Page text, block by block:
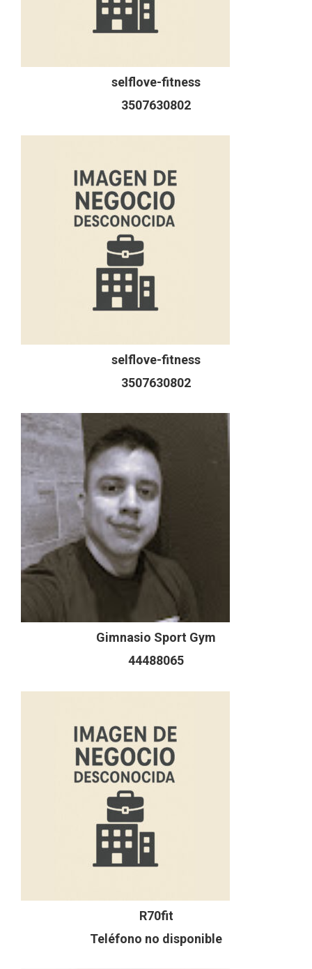
selflove-fitness
3507630802
selflove-fitness
3507630802
Gimnasio Sport Gym
44488065
R70fit
Teléfono no disponible